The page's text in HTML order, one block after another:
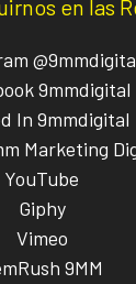
en las
9mmdigital
In 9mmdigital
Marketing
YouTube
Giphy
Vimeo
9MM